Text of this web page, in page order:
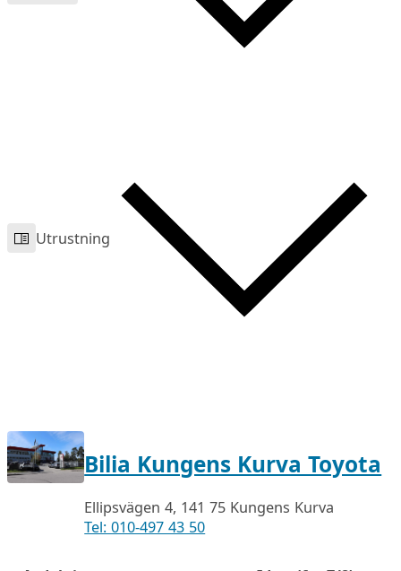
Utrustning
Bilia Kungens Kurva Toyota
Ellipsvägen 4, 141 75 Kungens Kurva
Tel: 010-497 43 50